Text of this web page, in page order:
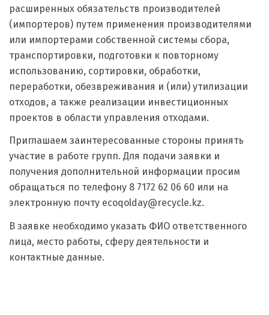
расширенных обязательств производителей
(импортеров) путем применения производителями
или импортерами собственной системы сбора,
транспортировки, подготовки к повторному
использованию, сортировки, обработки,
переработки, обезвреживания и (или) утилизации
отходов, а также реализации инвестиционных
проектов в области управления отходами.
Приглашаем заинтересованные стороны принять
участие в работе групп. Для подачи заявки и
получения дополнительной информации просим
обращаться по телефону 8 7172 62 06 60 или на
электронную почту ecoqolday@recycle.kz.
В заявке необходимо указать ФИО ответственного
лица, место работы, сферу деятельности и
контактные данные.